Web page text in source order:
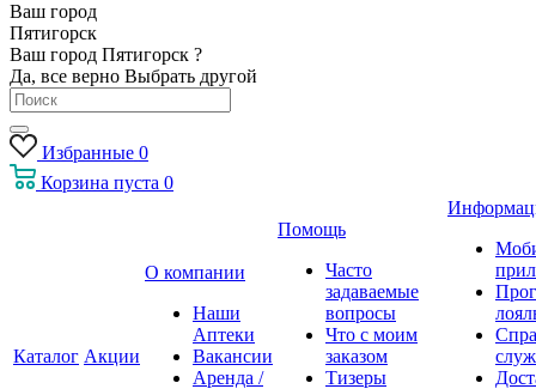
Ваш город
Пятигорск
Ваш город Пятигорск ?
Да, все верно Выбрать другой
Избранные 0
Корзина пуста 0
Каталог Акции
О компании
Наши
Аптеки
Вакансии
Аренда /
Помощь
Часто
задаваемые
вопросы
Что с моим
заказом
Тизеры